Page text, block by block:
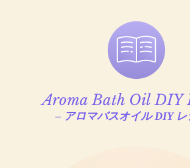
Aroma Bath Oil DIY
– アロマバスオイル DIY レ